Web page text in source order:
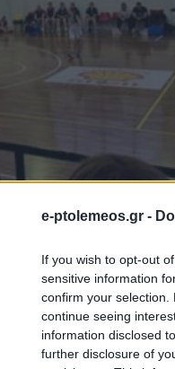
e-ptolemeos.gr -
If you wish to opt-out
sensitive information
confirm your
continue seeing
information disclosed
further disclosure of
ΕΚΑΣΔΥΜ